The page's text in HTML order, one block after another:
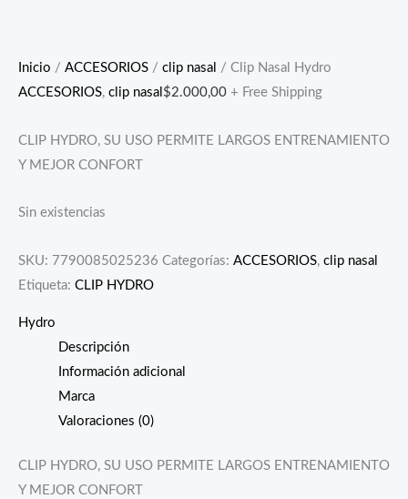
Inicio / ACCESORIOS / clip nasal / Clip Nasal Hydro
ACCESORIOS, clip nasal $2.000,00 + Free Shipping
CLIP HYDRO, SU USO PERMITE LARGOS ENTRENAMIENTO
Y MEJOR CONFORT
Sin existencias
SKU: 7790085025236 Categorías: ACCESORIOS, clip nasal
Etiqueta: CLIP HYDRO
Hydro
Descripción
Información adicional
Marca
Valoraciones (0)
CLIP HYDRO, SU USO PERMITE LARGOS ENTRENAMIENTO
Y MEJOR CONFORT